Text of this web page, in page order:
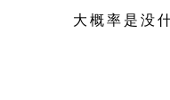
大概率是没